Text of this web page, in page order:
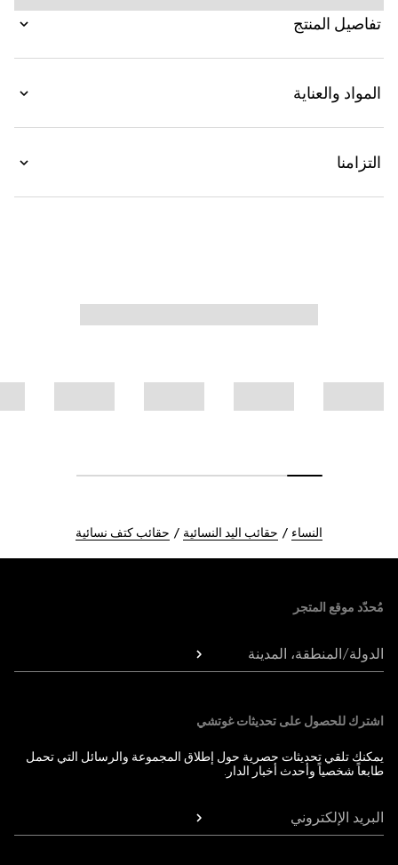
التصميم بالقطعة المعدنية لشعار G المزدوج
تفاصيل المنتج
المواد والعناية
التزامنا
النساء حقائب اليد النسائية حقائب كتف نسائية
مُحدّد موقع المتجر
الدولة/المنطقة، المدينة
اشترك للحصول على تحديثات غوتشي
يمكنك تلقي تحديثات حصرية حول إطلاق المجموعة والرسائل التي تحمل
طابعاً شخصياً وأحدث أخبار الدار.
البريد الإلكتروني